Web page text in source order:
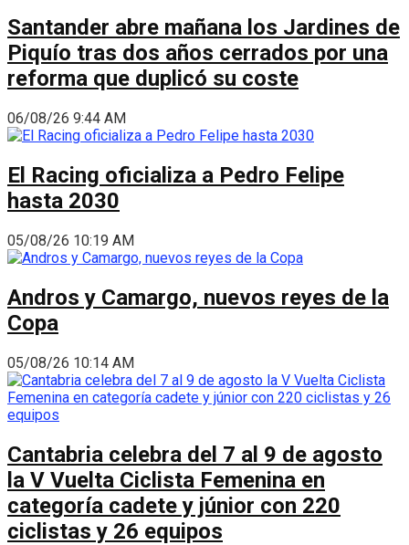
Santander abre mañana los Jardines de
Piquío tras dos años cerrados por una
reforma que duplicó su coste
06/08/26 9:44 AM
El Racing oficializa a Pedro Felipe
hasta 2030
05/08/26 10:19 AM
Andros y Camargo, nuevos reyes de la
Copa
05/08/26 10:14 AM
Cantabria celebra del 7 al 9 de agosto
la V Vuelta Ciclista Femenina en
categoría cadete y júnior con 220
ciclistas y 26 equipos